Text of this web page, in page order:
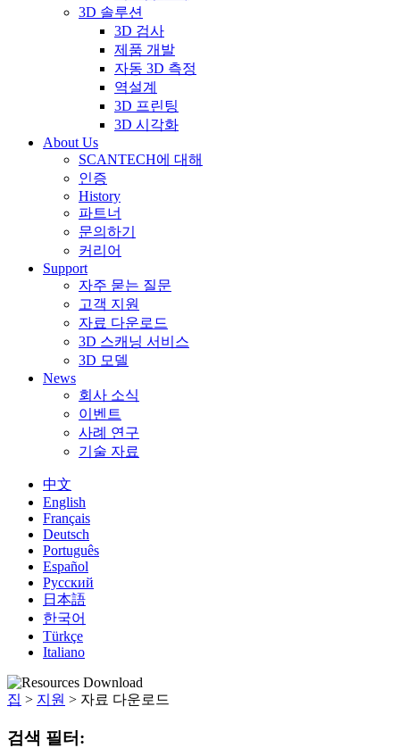
3D 솔루션
3D 검사
제품 개발
자동 3D 측정
역설계
3D 프린팅
3D 시각화
About Us
SCANTECH에 대해
인증
History
파트너
문의하기
커리어
Support
자주 묻는 질문
고객 지원
자료 다운로드
3D 스캐닝 서비스
3D 모델
News
회사 소식
이벤트
사례 연구
기술 자료
中文
English
Français
Deutsch
Português
Español
Русский
日本語
한국어
Türkçe
Italiano
집 > 지원 > 자료 다운로드
검색 필터: